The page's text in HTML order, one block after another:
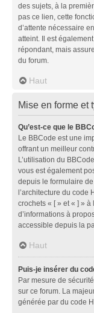
des sujets, à la
pas ce lien, cette
d’attente nécessaire
atteint. Il est
répondant, mais
du forum.
Haut
Mise en forme et
Qu’est-ce que le
Le BBCode est une
offrant un meilleur
L’utilisation du
vous est également
depuis le formulaire
l’architecture du code
crochets « [ » et « ] »
d’informations à
accessible depuis la
Haut
Puis-je insérer du
Par mesure de
sur ce forum. La
générée par du code